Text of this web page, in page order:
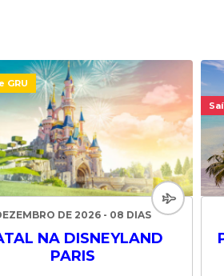
GRU
DE 2026 - 08 DIAS
NA DISNEYLAND
PARIS